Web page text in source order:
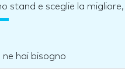
stand e sceglie la
ne hai bisogno